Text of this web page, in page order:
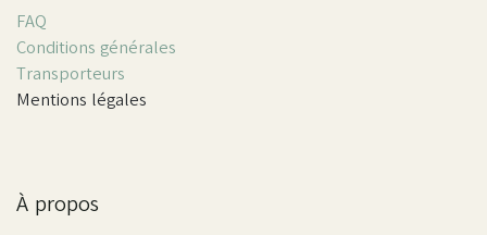
FAQ
Conditions générales
Transporteurs
Mentions légales
À propos